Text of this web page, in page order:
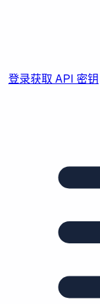
登录获取 API 密钥